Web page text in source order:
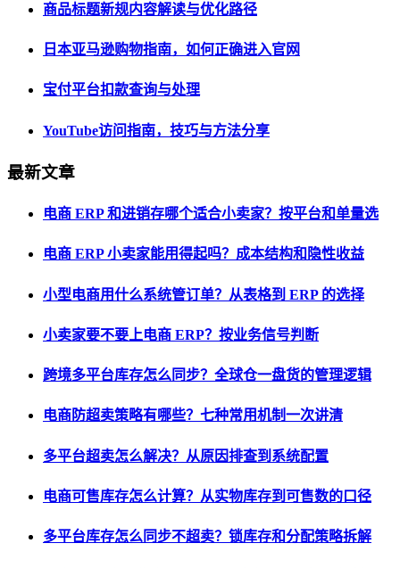
商品标题新规内容解读与优化路径
日本亚马逊购物指南，如何正确进入官网
宝付平台扣款查询与处理
YouTube访问指南，技巧与方法分享
最新文章
电商 ERP 和进销存哪个适合小卖家？按平台和单量选
电商 ERP 小卖家能用得起吗？成本结构和隐性收益
小型电商用什么系统管订单？从表格到 ERP 的选择
小卖家要不要上电商 ERP？按业务信号判断
跨境多平台库存怎么同步？全球仓一盘货的管理逻辑
电商防超卖策略有哪些？七种常用机制一次讲清
多平台超卖怎么解决？从原因排查到系统配置
电商可售库存怎么计算？从实物库存到可售数的口径
多平台库存怎么同步不超卖？锁库存和分配策略拆解